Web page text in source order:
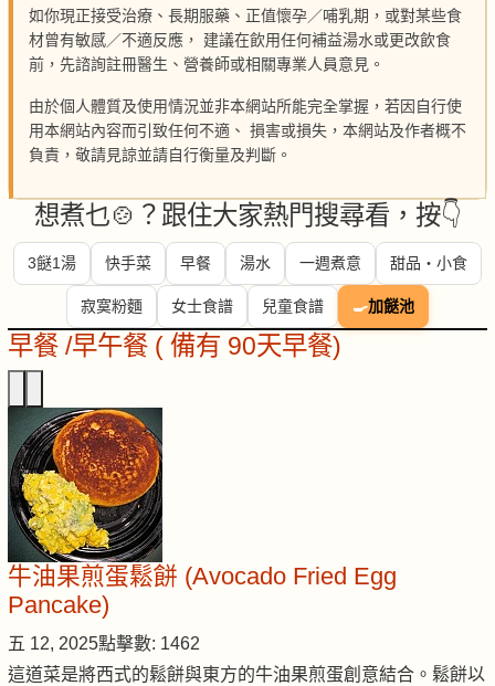
如你現正接受治療、長期服藥、正值懷孕／哺乳期，或對某些食
材曾有敏感／不適反應， 建議在飲用任何補益湯水或更改飲食
前，先諮詢註冊醫生、營養師或相關專業人員意見。
由於個人體質及使用情況並非本網站所能完全掌握，若因自行使
用本網站內容而引致任何不適、 損害或損失，本網站及作者概不
負責，敬請見諒並請自行衡量及判斷。
想煮乜🍲？跟住大家熱門搜尋看，按👇
3餸1湯 快手菜 早餐 湯水 一週煮意 甜品・小食
寂寞粉麵 女士食譜 兒童食譜 🍳加餸池
早餐 /早午餐 ( 備有 90天早餐)
牛油果煎蛋鬆餅 (Avocado Fried Egg
Pancake)
五 12, 2025點擊數: 1462
這道菜是將西式的鬆餅與東方的牛油果煎蛋創意結合。鬆餅以